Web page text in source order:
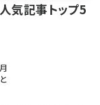
記事トップ5